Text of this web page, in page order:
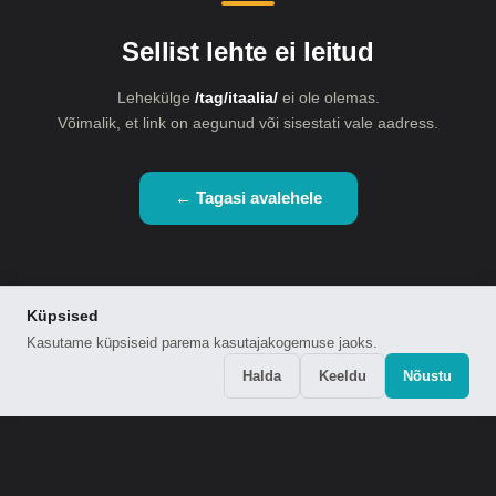
Sellist lehte ei leitud
Lehekülge /tag/itaalia/ei ole olemas.
Võimalik, et link on aegunud või sisestati vale aadress.
← Tagasi avalehele
Küpsised
Kasutame küpsiseid parema kasutajakogemuse jaoks.
Halda
Keeldu Nõustu